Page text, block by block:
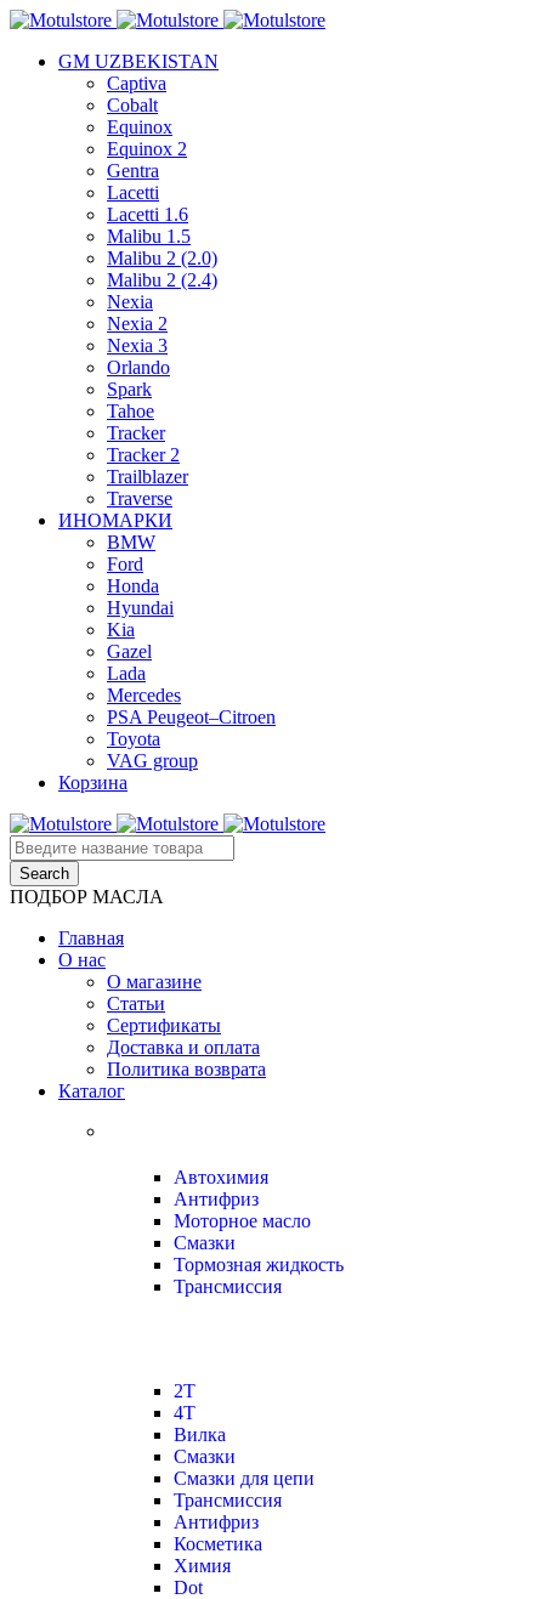
GM UZBEKISTAN
Captiva
Cobalt
Equinox
Equinox 2
Gentra
Lacetti
Lacetti 1.6
Malibu 1.5
Malibu 2 (2.0)
Malibu 2 (2.4)
Nexia
Nexia 2
Nexia 3
Orlando
Spark
Tahoe
Tracker
Tracker 2
Trailblazer
Traverse
ИНОМАРКИ
BMW
Ford
Honda
Hyundai
Kia
Gazel
Lada
Mercedes
PSA Peugeot–Citroen
Toyota
VAG group
Корзина
ПОДБОР МАСЛА
Главная
О нас
О магазине
Статьи
Сертификаты
Доставка и оплата
Политика возврата
Каталог
Автохимия
Антифриз
Моторное масло
Смазки
Тормозная жидкость
Трансмиссия
2Т
4Т
Вилка
Смазки
Смазки для цепи
Трансмиссия
Антифриз
Косметика
Химия
Dot